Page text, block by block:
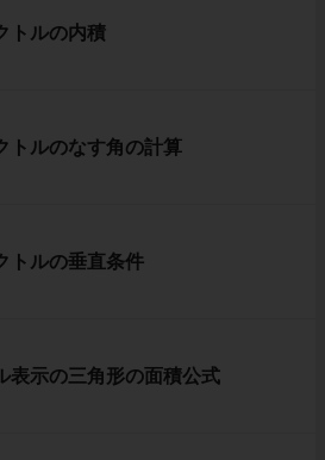
トルの内積
トルのなす角の計算
トルの垂直条件
表示の三角形の面積公式